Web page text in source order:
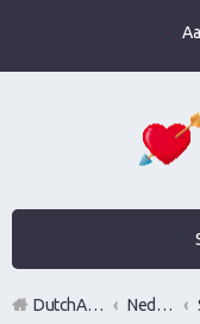
DutchAttraction.nl Nederlands grootste Dutch Attraction, Lifestyle, Vrouwen versieren en Pick-Up (PUA) Forum